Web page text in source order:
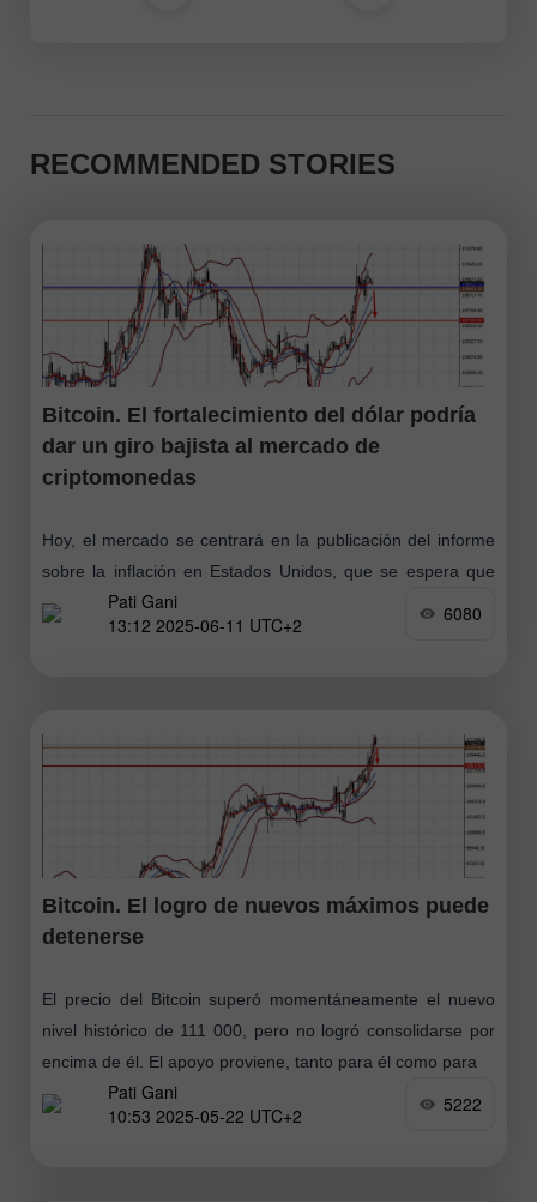
RECOMMENDED STORIES
Bitcoin. El fortalecimiento del dólar podría
dar un giro bajista al mercado de
criptomonedas
Hoy, el mercado se centrará en la publicación del informe
sobre la inflación en Estados Unidos, que se espera que
muestre no solo que ha dejado de bajar, sino
Pati Gani
13:12 2025-06-11 UTC+2
6080
Bitcoin. El logro de nuevos máximos puede
detenerse
El precio del Bitcoin superó momentáneamente el nuevo
nivel histórico de 111 000, pero no logró consolidarse por
encima de él. El apoyo proviene, tanto para él como para
Pati Gani
10:53 2025-05-22 UTC+2
5222